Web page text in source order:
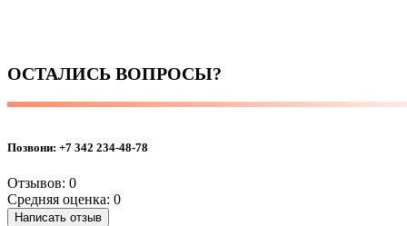
ОСТАЛИСЬ ВОПРОСЫ?
Позвони: +7 342 234-48-78
Отзывов: 0
Средняя оценка: 0
Написать отзыв